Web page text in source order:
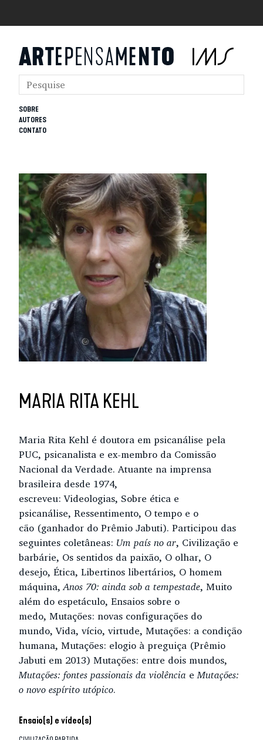
SOBRE
AUTORES
CONTATO
Ensaio(s) e vídeo(s)
MARIA RITA KEHL
Maria Rita Kehl é doutora em psicanálise pela
PUC, psicanalista e ex-membro da Comissão
Nacional da Verdade. Atuante na imprensa
brasileira desde 1974,
escreveu: Videologias, Sobre ética e
psicanálise, Ressentimento, O tempo e o
cão (ganhador do Prêmio Jabuti). Participou das
seguintes coletâneas: Um país no ar, Civilização e
barbárie, Os sentidos da paixão, O olhar, O
desejo, Ética, Libertinos libertários, O homem
máquina,Anos 70: ainda sob a tempestade, Muito
além do espetáculo, Ensaios sobre o
medo, Mutações: novas configurações do
mundo, Vida, vício, virtude, Mutações: a condição
humana, Mutações: elogio à preguiça (Prêmio
Jabuti em 2013) Mutações: entre dois mundos,
Mutações: fontes passionais da violência eMutações:
o novo espírito utópico.